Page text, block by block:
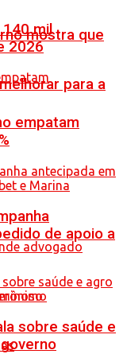
mostra que
para a
140 mil
2026
empatam
de apoio a
sobre saúde e